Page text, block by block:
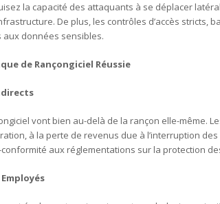
la capacité des attaquants à se déplacer
De plus, les contrôles d’accès stricts,
aux données sensibles.
de Rançongiciel Réussie
vont bien au-delà de la rançon elle-même.
à la perte de revenus due à l’interruption
aux réglementations sur la protection